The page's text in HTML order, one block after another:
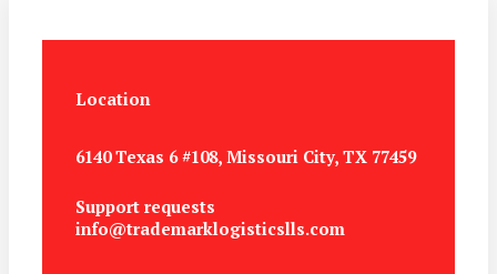
Location
6140 Texas 6 #108, Missouri City, TX 77459
Support requests
info@trademarklogisticslls.com